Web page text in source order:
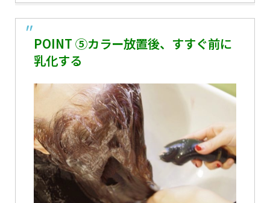
POINT ⑤カラー放置後、すすぐ前に
乳化する